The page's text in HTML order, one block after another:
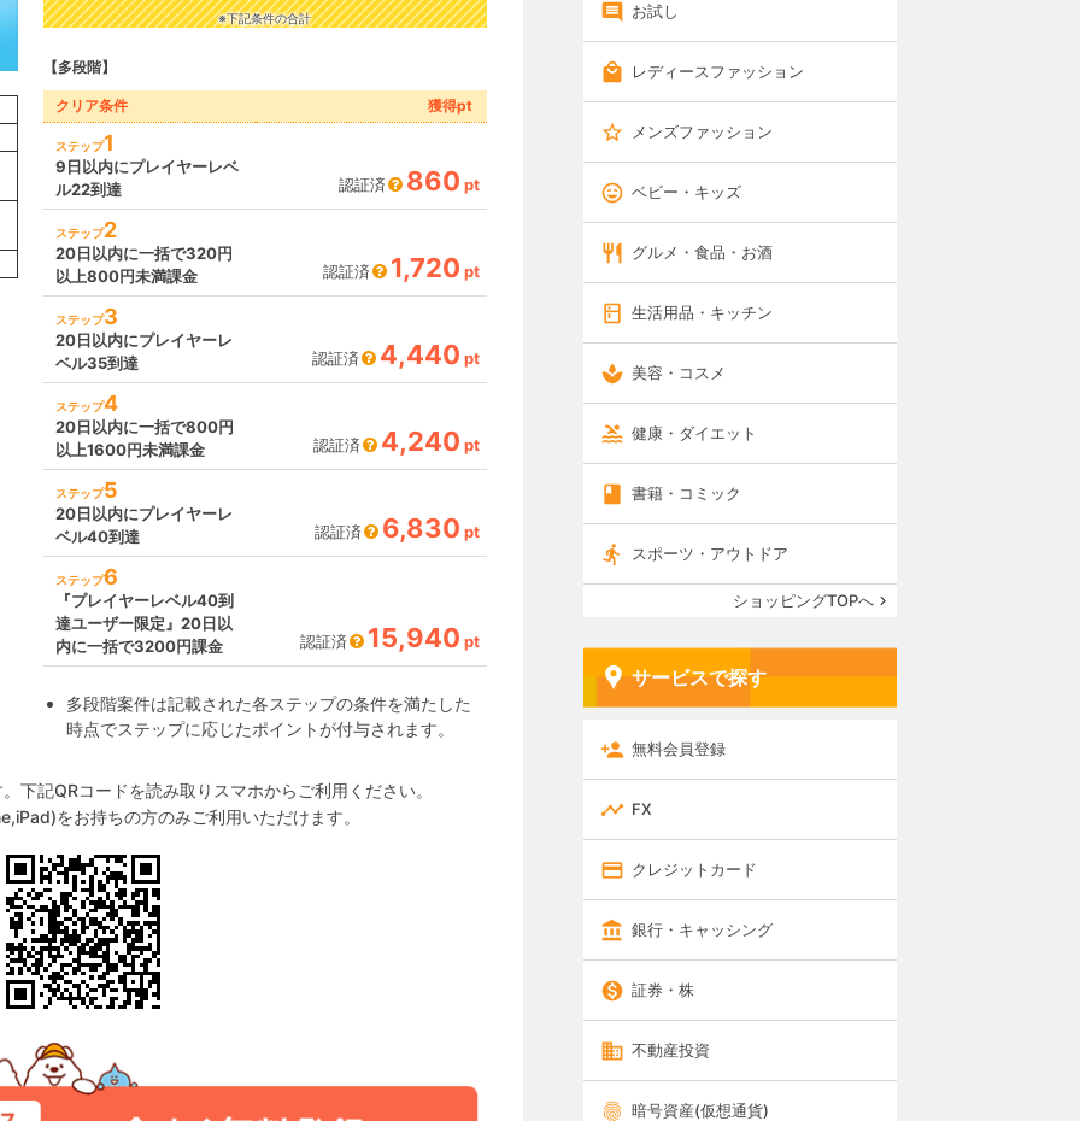
※下記条件の合計
【多段階】
クリア条件 獲得pt
ステップ1
9日以内にプレイヤーレベ
ル22到達
認証済 860 pt
ステップ2
20日以内に一括で320円
以上800円未満課金
認証済 1,720 pt
ステップ3
20日以内にプレイヤーレ
ベル35到達
認証済 4,440 pt
ステップ4
20日以内に一括で800円
以上1600円未満課金
認証済 4,240 pt
ステップ5
20日以内にプレイヤーレ
ベル40到達
認証済 6,830 pt
ステップ6
『プレイヤーレベル40到
達ユーザー限定』20日以
内に一括で3200円課金
認証済 15,940 pt
多段階案件は記載された各ステップの条件を満たした
時点でステップに応じたポイントが付与されます。
下記QRコードを読み取りスマホからご利用ください。
をお持ちの方のみご利用いただけます。
お試し
レディースファッション
メンズファッション
ベビー・キッズ
グルメ・食品・お酒
生活用品・キッチン
美容・コスメ
健康・ダイエット
書籍・コミック
スポーツ・アウトドア
ショッピングTOPへ
サービスで探す
無料会員登録
FX
クレジットカード
銀行・キャッシング
証券・株
不動産投資
暗号資産(仮想通貨)